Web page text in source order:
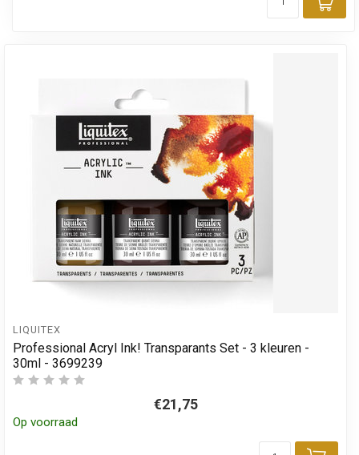
LIQUITEX
Professional Acryl Ink! Transparants Set - 3 kleuren -
30ml - 3699239
€21,75
Op voorraad